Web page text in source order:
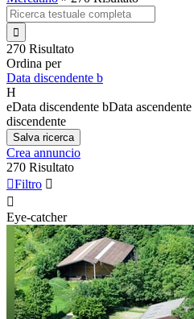

270 Risultato
Ordina per
Data discendente b
H
eData discendente bData ascendente
discendente
Salva ricerca
Crea annuncio
270 Risultato
Filtro 

Eye-catcher